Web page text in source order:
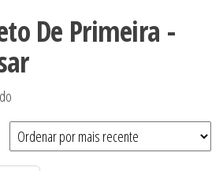
De Primeira -